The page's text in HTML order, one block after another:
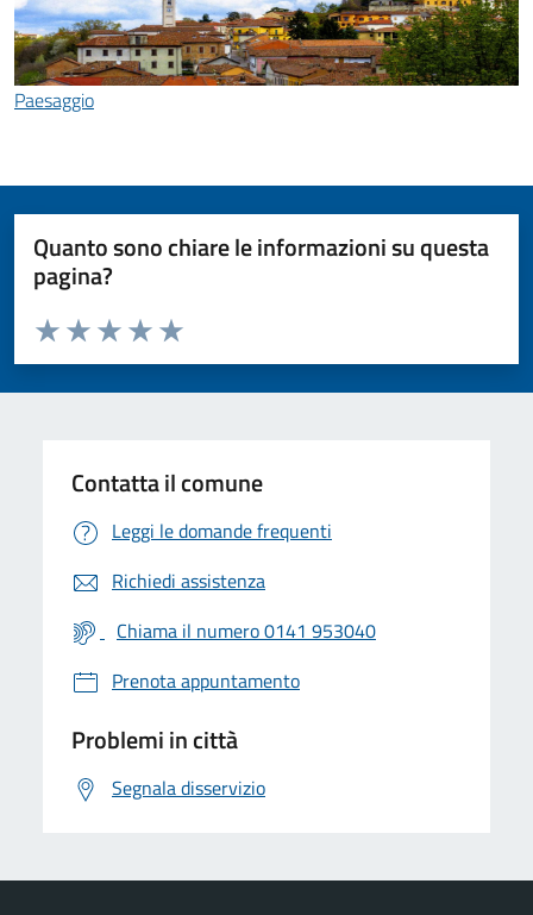
Paesaggio
Quanto sono chiare le informazioni su questa
pagina?
Valuta da 1 a 5 stelle la pagina
Valuta 5 stelle su 5
Valuta 4 stelle su 5
Valuta 3 stelle su 5
Valuta 2 stelle su 5
Valuta 1 stelle su 5
Contatta il comune
Leggi le domande frequenti
Richiedi assistenza
Chiama il numero 0141 953040
Prenota appuntamento
Problemi in città
Segnala disservizio